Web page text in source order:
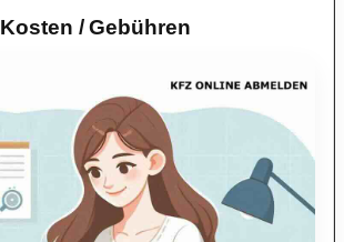
Kosten / Gebühren